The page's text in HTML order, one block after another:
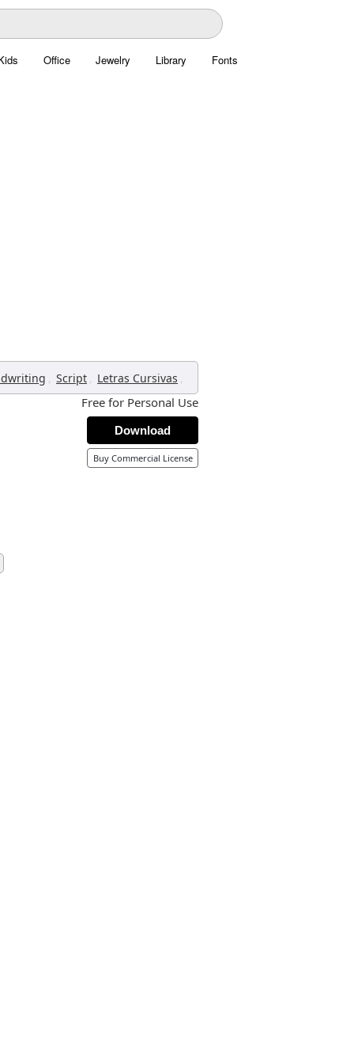
Office Jewelry Library Fonts
, Script , Letras Cursivas ,
Free for Personal Use
Download
Buy Commercial License